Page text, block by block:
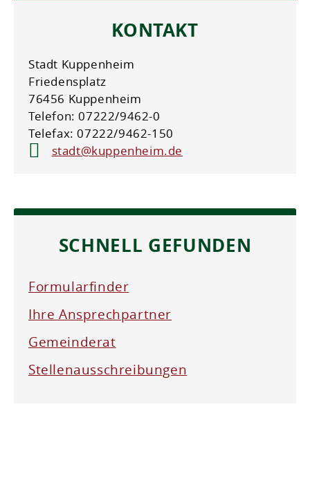
KONTAKT
Stadt Kuppenheim
Friedensplatz
76456 Kuppenheim
Telefon: 07222/9462-0
Telefax: 07222/9462-150
stadt@kuppenheim.de
SCHNELL GEFUNDEN
Formularfinder
Ihre Ansprechpartner
Gemeinderat
Stellenausschreibungen